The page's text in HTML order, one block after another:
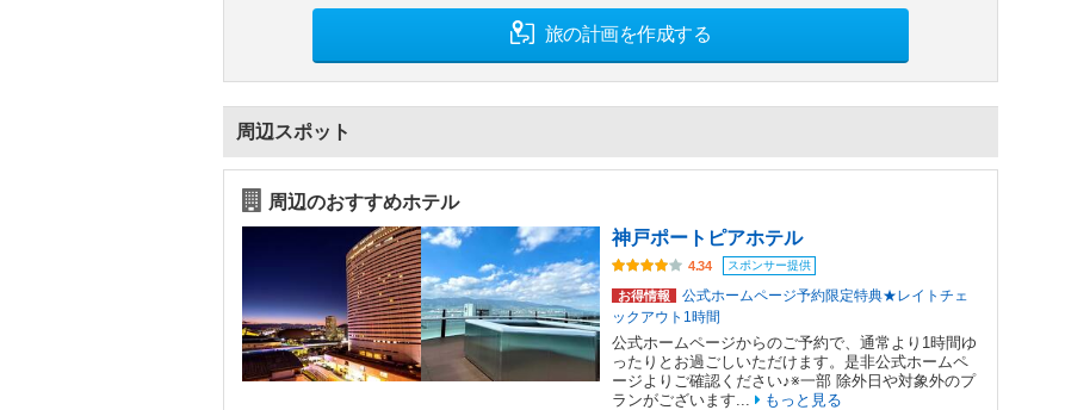
旅の計画を作成する
周辺スポット
周辺のおすすめホテル
神戸ポートピアホテル
4.34 スポンサー提供
お得情報
公式ホームページ予約限定特典★レイトチェ
ックアウト1時間
公式ホームページからのご予約で、通常より1時間ゆ
ったりとお過ごしいただけます。是非公式ホームペ
ージよりご確認ください♪※一部 除外日や対象外のプ
ランがございます...
もっと見る